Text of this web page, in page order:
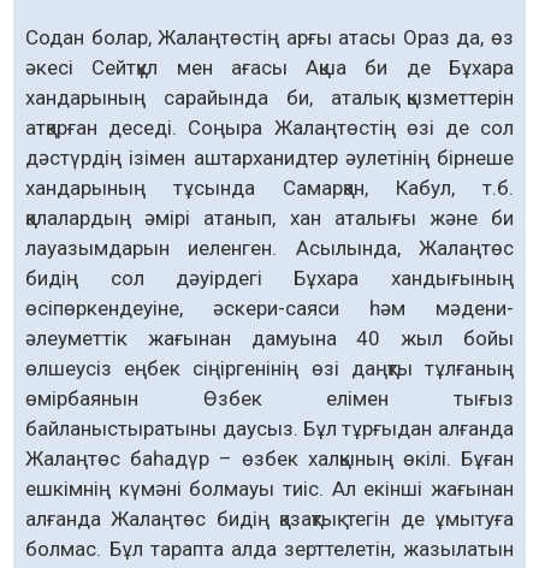
Содан болар, Жалаңтөстің арғы атасы Ораз да, өз
әкесі Сейтқұл мен ағасы Ақша би де Бұхара
хандарының сарайында би, аталық қызметтерін
атқарған деседі. Соңыра Жалаңтөстің өзі де сол
дәстүрдің ізімен аштарханидтер әулетінің бірнеше
хандарының тұсында Самарқан, Кабул, т.б.
қалалардың әмірі атанып, хан аталығы және би
лауазымдарын иеленген. Асылында, Жалаңтөс
бидің сол дәуірдегі Бұхара хандығының
өсіпөркендеуіне, әскери-саяси һәм мәдени-
әлеуметтік жағынан дамуына 40 жыл бойы
өлшеусіз еңбек сіңіргенінің өзі даңқты тұлғаның
өмірбаянын Өзбек елімен тығыз
байланыстыратыны даусыз. Бұл тұрғыдан алғанда
Жалаңтөс баһадүр – өзбек халқының өкілі. Бұған
ешкімнің күмәні болмауы тиіс. Ал екінші жағынан
алғанда Жалаңтөс бидің қазақтық тегін де ұмытуға
болмас. Бұл тарапта алда зерттелетін, жазылатын